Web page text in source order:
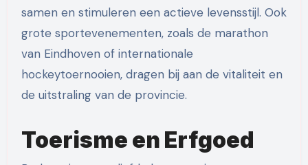
samen en stimuleren een actieve levensstijl. Ook
grote sportevenementen, zoals de marathon
van Eindhoven of internationale
hockeytoernooien, dragen bij aan de vitaliteit en
de uitstraling van de provincie.
Toerisme en Erfgoed